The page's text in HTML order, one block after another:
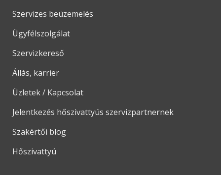
Szervizes beüzemelés
Ügyfélszolgálat
Szervizkereső
Állás, karrier
Üzletek / Kapcsolat
Jelentkezés hőszivattyús szervizpartnernek
Szakértői blog
Hőszivattyú